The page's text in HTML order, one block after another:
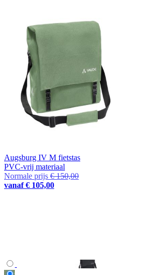
Augsburg IV M fietstas
PVC-vrij materiaal
Normale prijs € 150,00
vanaf € 105,00